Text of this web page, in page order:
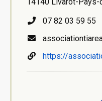
07 82 03 59 55‬
https://